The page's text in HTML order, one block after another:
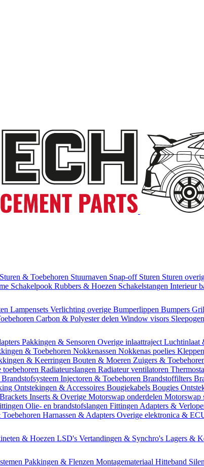
Sturen & Toebehoren Stuurnaven Snap-off Sturen Sturen
Schakelpook Rubbers & Hoezen Schakelstangen Interieur
Lampensets Verlichting overige Bumperlippen Bumpers
Carbon & Polyester delen Window visors Sleepogen
Pakkingen & Sensoren Overige inlaattraject Luchtinlaat
& Toebehoren Nokkenassen Nokkenas poelies
& Keerringen Bouten & Moeren Zuigers &
Radiateurslangen Radiateur ventilatoren
Brandstofsysteem Injectoren & Toebehoren Brandstoffilters
Ontstekingen & Accessoires Bougiekabels Bougies
Inserts & Overige Motorswap onderdelen Motorswap
Olie- en brandstofslangen Fittingen Adapters &
Harnassen & Adapters Overige elektronica &
& Hoezen LSD's Vertandingen & Synchro's Lagers &
Pakkingen & Flenzen Montagemateriaal Hitteband